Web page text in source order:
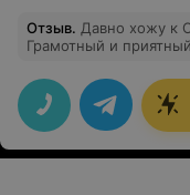
Отзыв. Давно хожу к
Грамотный и